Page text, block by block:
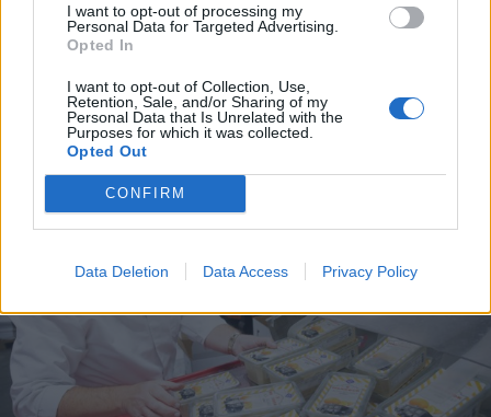
I want to opt-out of processing my
Personal Data for Targeted Advertising.
Opted In
I want to opt-out of Collection, Use,
Retention, Sale, and/or Sharing of my
Personal Data that Is Unrelated with the
Purposes for which it was collected.
Opted Out
CONFIRM
Data Deletion Data Access Privacy Policy
Koncertsucces i Saltum
udløser fornem hæder
I al stilhed